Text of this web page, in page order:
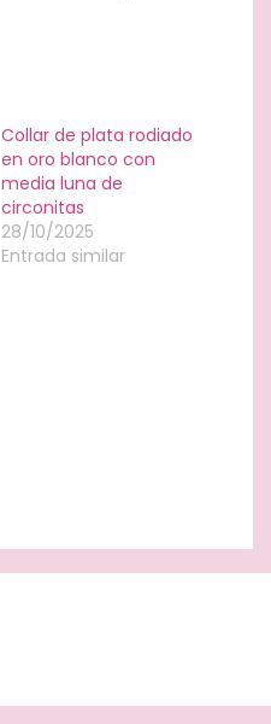
Collar de plata rodiado
en oro blanco con
media luna de
circonitas
28/10/2025
Entrada similar